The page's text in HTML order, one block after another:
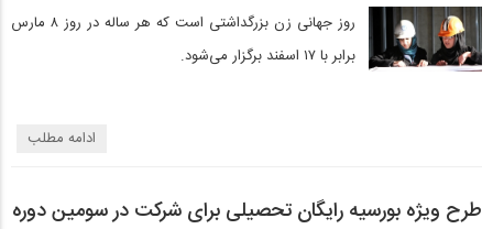
روز جهانی زن بزرگداشتی است که هر ساله در روز ۸ مارس
برابر با ۱۷ اسفند برگزار می‌شود.
ادامه مطلب
طرح ویژه بورسیه رایگان تحصیلی برای شرکت در سومین دوره